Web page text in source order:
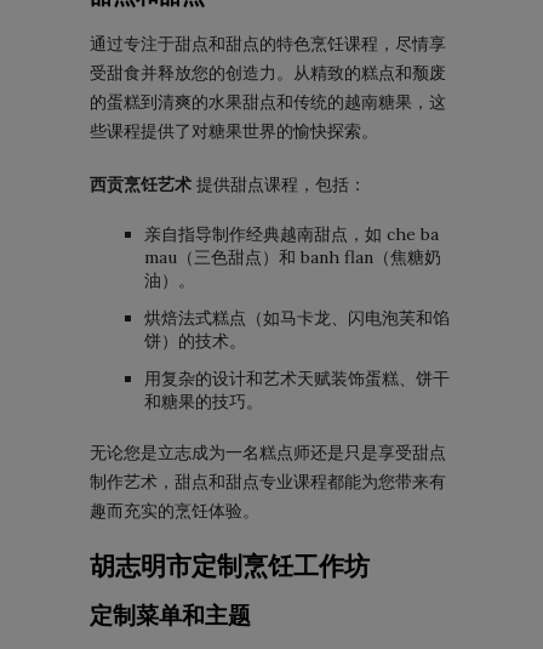
通过专注于甜点和甜点的特色烹饪课程，尽情享
受甜食并释放您的创造力。从精致的糕点和颓废
的蛋糕到清爽的水果甜点和传统的越南糖果，这
些课程提供了对糖果世界的愉快探索。
西贡烹饪艺术 提供甜点课程，包括：
亲自指导制作经典越南甜点，如 che ba
mau（三色甜点）和 banh flan（焦糖奶
油）。
烘焙法式糕点（如马卡龙、闪电泡芙和馅
饼）的技术。
用复杂的设计和艺术天赋装饰蛋糕、饼干
和糖果的技巧。
无论您是立志成为一名糕点师还是只是享受甜点
制作艺术，甜点和甜点专业课程都能为您带来有
趣而充实的烹饪体验。
胡志明市定制烹饪工作坊
定制菜单和主题